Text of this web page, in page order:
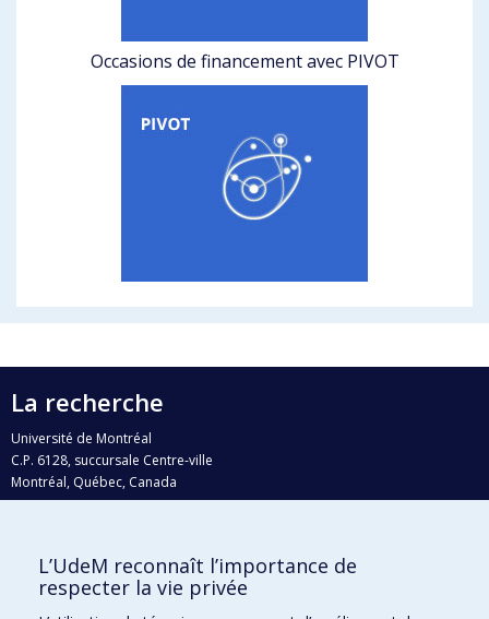
Occasions de financement avec PIVOT
La recherche
Université de Montréal
C.P. 6128, succursale Centre-ville
Montréal, Québec, Canada
H3C 3J7
Qui fait quoi?
L’UdeM reconnaît l’importance de
respecter la vie privée